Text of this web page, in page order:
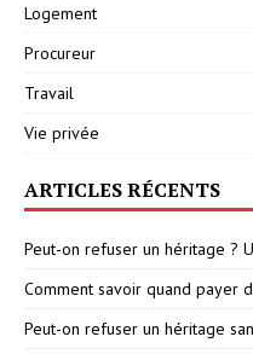
Logement
Procureur
Travail
Vie privée
ARTICLES RÉCENTS
Peut-on refuser un héritage ?
Comment savoir quand payer
Peut-on refuser un héritage